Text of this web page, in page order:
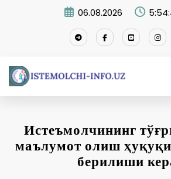
06.08.2026
Истеъмолчининг
маълумот олиш
берилиши